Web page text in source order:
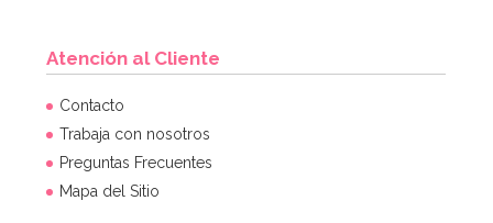
Atención al Cliente
Contacto
Trabaja con nosotros
Preguntas Frecuentes
Mapa del Sitio